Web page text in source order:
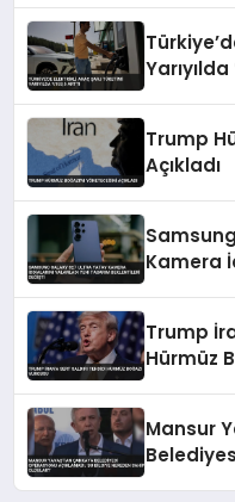
Yarıyılda
Trump
Açıkladı
Kamera
Trump
Hürmüz
Mansur